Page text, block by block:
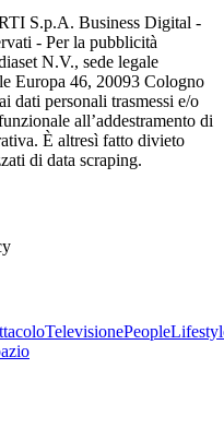
S.p.A. Business Digital -
- Per la pubblicità
N.V., sede legale
Europa 46, 20093 Cologno
dati personali trasmessi e/o
all’addestramento di
È altresì fatto divieto
di data scraping.
TelevisionePeople